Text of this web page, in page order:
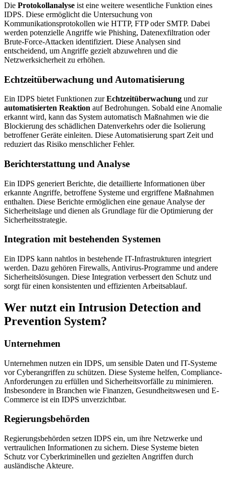
Die Protokollanalyse ist eine weitere wesentliche Funktion eines
IDPS. Diese ermöglicht die Untersuchung von
Kommunikationsprotokollen wie HTTP, FTP oder SMTP. Dabei
werden potenzielle Angriffe wie Phishing, Datenexfiltration oder
Brute-Force-Attacken identifiziert. Diese Analysen sind
entscheidend, um Angriffe gezielt abzuwehren und die
Netzwerksicherheit zu erhöhen.
Echtzeitüberwachung und Automatisierung
Ein IDPS bietet Funktionen zurEchtzeitüberwachung und zur
automatisierten Reaktion auf Bedrohungen. Sobald eine Anomalie
erkannt wird, kann das System automatisch Maßnahmen wie die
Blockierung des schädlichen Datenverkehrs oder die Isolierung
betroffener Geräte einleiten. Diese Automatisierung spart Zeit und
reduziert das Risiko menschlicher Fehler.
Berichterstattung und Analyse
Ein IDPS generiert Berichte, die detaillierte Informationen über
erkannte Angriffe, betroffene Systeme und ergriffene Maßnahmen
enthalten. Diese Berichte ermöglichen eine genaue Analyse der
Sicherheitslage und dienen als Grundlage für die Optimierung der
Sicherheitsstrategie.
Integration mit bestehenden Systemen
Ein IDPS kann nahtlos in bestehende IT-Infrastrukturen integriert
werden. Dazu gehören Firewalls, Antivirus-Programme und andere
Sicherheitslösungen. Diese Integration verbessert den Schutz und
sorgt für einen konsistenten und effizienten Arbeitsablauf.
Wer nutzt ein Intrusion Detection and
Prevention System?
Unternehmen
Unternehmen nutzen ein IDPS, um sensible Daten und IT-Systeme
vor Cyberangriffen zu schützen. Diese Systeme helfen, Compliance-
Anforderungen zu erfüllen und Sicherheitsvorfälle zu minimieren.
Insbesondere in Branchen wie Finanzen, Gesundheitswesen und E-
Commerce ist ein IDPS unverzichtbar.
Regierungsbehörden
Regierungsbehörden setzen IDPS ein, um ihre Netzwerke und
vertraulichen Informationen zu sichern. Diese Systeme bieten
Schutz vor Cyberkriminellen und gezielten Angriffen durch
ausländische Akteure.